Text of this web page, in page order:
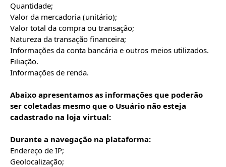
Quantidade;
Valor da mercadoria (unitário);
Valor total da compra ou transação;
Natureza da transação financeira;
Informações da conta bancária e outros meios utilizados.
Filiação.
Informações de renda.
Abaixo apresentamos as informações que poderão
ser coletadas mesmo que o Usuário não esteja
cadastrado na loja virtual:
Durante a navegação na plataforma:
Endereço de IP;
Geolocalização;